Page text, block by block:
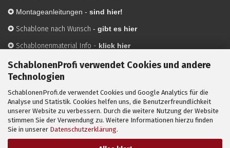
SchablonenProfi verwendet Cookies und andere
Technologien
SchablonenProfi.de verwendet Cookies und Google Analytics für die
Analyse und Statistik. Cookies helfen uns, die Benutzerfreundlichkeit
unserer Website zu verbessern. Durch die weitere Nutzung der Website
stimmen Sie der Verwendung zu. Weitere Informationen hierzu finden
Sie in unserer Datenschutzerklärung.
✪ Montageanleitungen - sind hier!
✪ Schablone nach Wunsch - gibt es hier
✪ Schablonenmaterial Info - klick hier
✪Hersteller-hier mehr Infos
Mit ✪ gekennzeichnete Bilder sind KI-generierte
Anwendungsbeispiele zur Visualisierung der Motive.
© SchablonenProfi.de2026